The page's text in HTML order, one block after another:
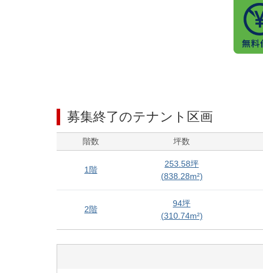
募集終了のテナント区画
階数 坪数
1階
253.58坪
(838.28m²)
2階
94坪
(310.74m²)